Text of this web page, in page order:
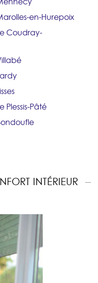
en-Hurepoix
Coudray-
Pâté
INTÉRIEUR